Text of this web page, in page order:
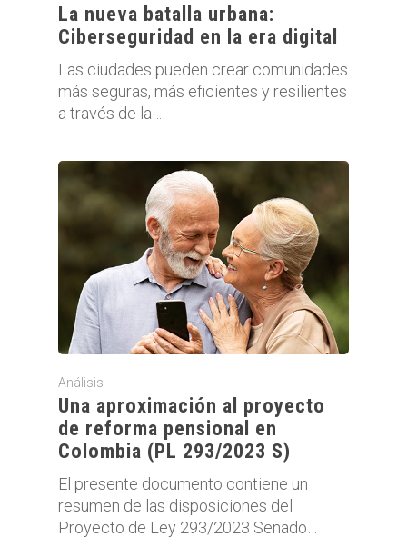
La nueva batalla urbana:
Ciberseguridad en la era digital
Las ciudades pueden crear comunidades
más seguras, más eficientes y resilientes
a través de la…
Análisis
Una aproximación al proyecto
de reforma pensional en
Colombia (PL 293/2023 S)
El presente documento contiene un
resumen de las disposiciones del
Proyecto de Ley 293/2023 Senado…